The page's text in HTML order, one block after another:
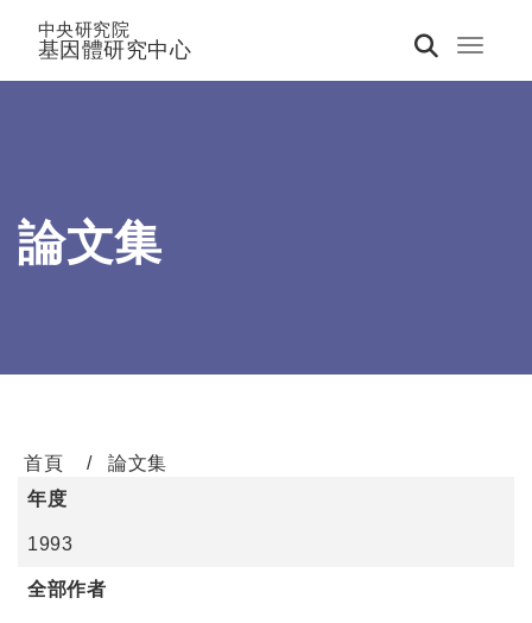
Toggle
中央研究院
基因體研究中心
論文集
首頁
論文集
年度
1993
全部作者